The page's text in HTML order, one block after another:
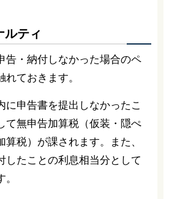
ルティ
告・納付しなかった場合のペ
ておきます。
に申告書を提出しなかったこ
て無申告加算税（仮装・隠ぺ
算税）が課されます。また、
したことの利息相当分として